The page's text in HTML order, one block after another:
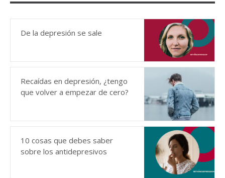
De la depresión se sale
Recaídas en depresión, ¿tengo
que volver a empezar de cero?
10 cosas que debes saber
sobre los antidepresivos